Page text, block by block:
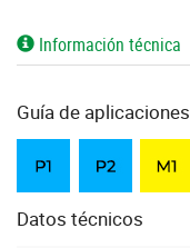
Información técnica
Guía de aplicaciones
Datos técnicos